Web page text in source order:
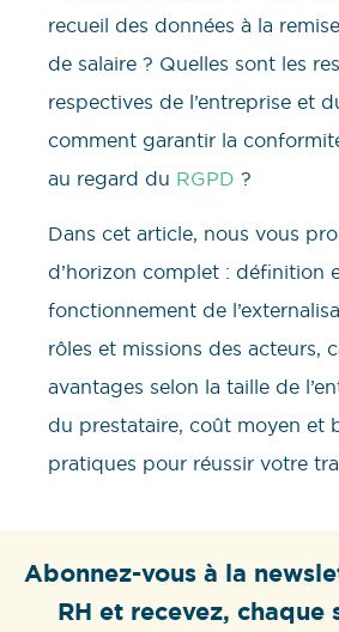
recueil des données à la
de salaire ? Quelles sont les
respectives de l’entreprise et
comment garantir la
au regard du RGPD ?
Dans cet article, nous vous
d’horizon complet : définition
fonctionnement de
rôles et missions des acteurs,
avantages selon la taille de
du prestataire, coût moyen et
pratiques pour réussir votre
Abonnez-vous à la
RH et recevez, chaque